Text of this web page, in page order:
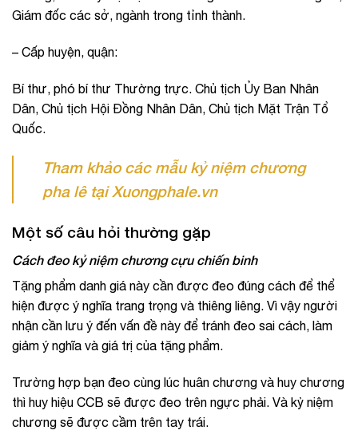
Giám đốc các sở, ngành trong tỉnh thành.
– Cấp huyện, quận:
Bí thư, phó bí thư Thường trực. Chủ tịch Ủy Ban Nhân
Dân, Chủ tịch Hội Đồng Nhân Dân, Chủ tịch Mặt Trận Tổ
Quốc.
Tham khảo các mẫu kỷ niệm chương
pha lê tại Xuongphale.vn
Một số câu hỏi thường gặp
Cách đeo kỷ niệm chương cựu chiến binh
Tặng phẩm danh giá này cần được đeo đúng cách để thể
hiện được ý nghĩa trang trọng và thiêng liêng. Vì vậy người
nhận cần lưu ý đến vấn đề này để tránh đeo sai cách, làm
giảm ý nghĩa và giá trị của tặng phẩm.
Trường hợp bạn đeo cùng lúc huân chương và huy chương
thì huy hiệu CCB sẽ được đeo trên ngực phải. Và kỷ niệm
chương sẽ được cầm trên tay trái.